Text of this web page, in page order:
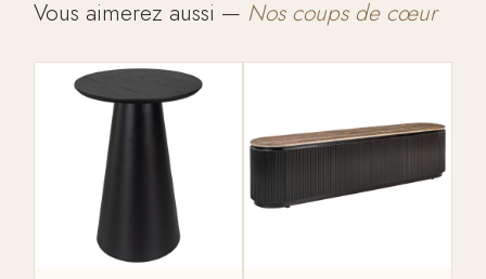
Vous aimerez aussi — Nos coups de cœur